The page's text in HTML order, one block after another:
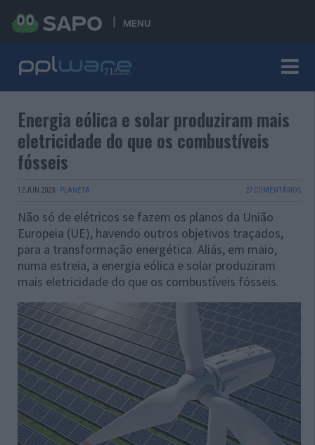
MENU
Energia eólica e solar produziram mais
eletricidade do que os combustíveis
fósseis
12 JUN 2023 · PLANETA 27 COMENTÁRIOS
Não só de elétricos se fazem os planos da União
Europeia (UE), havendo outros objetivos traçados,
para a transformação energética. Aliás, em maio,
numa estreia, a energia eólica e solar produziram
mais eletricidade do que os combustíveis fósseis.